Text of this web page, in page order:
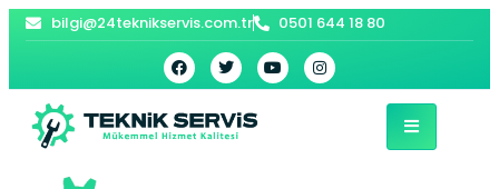
bilgi@24teknikservis.com.tr 0501 644 18 80